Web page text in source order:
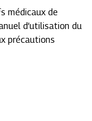
médicaux de
d’utilisation du
précautions